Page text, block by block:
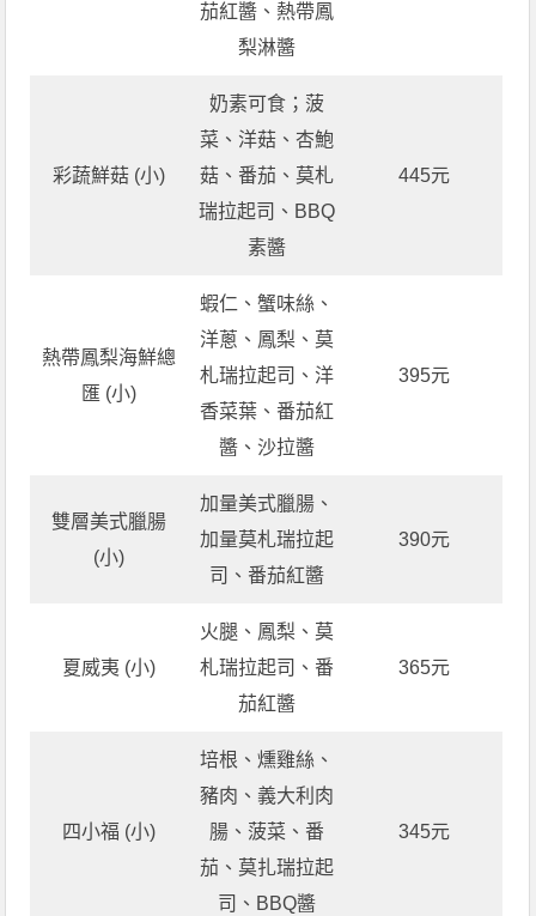
茄紅醬、熱帶鳳
梨淋醬
彩蔬鮮菇 (小)
奶素可食；菠
菜、洋菇、杏鮑
菇、番茄、莫札
瑞拉起司、BBQ
素醬
445元
熱帶鳳梨海鮮總
匯 (小)
蝦仁、蟹味絲、
洋蔥、鳳梨、莫
札瑞拉起司、洋
香菜葉、番茄紅
醬、沙拉醬
395元
雙層美式臘腸
(小)
加量美式臘腸、
加量莫札瑞拉起
司、番茄紅醬
390元
夏威夷 (小)
火腿、鳳梨、莫
札瑞拉起司、番
茄紅醬
365元
四小福 (小)
培根、燻雞絲、
豬肉、義大利肉
腸、菠菜、番
茄、莫扎瑞拉起
司、BBQ醬
345元